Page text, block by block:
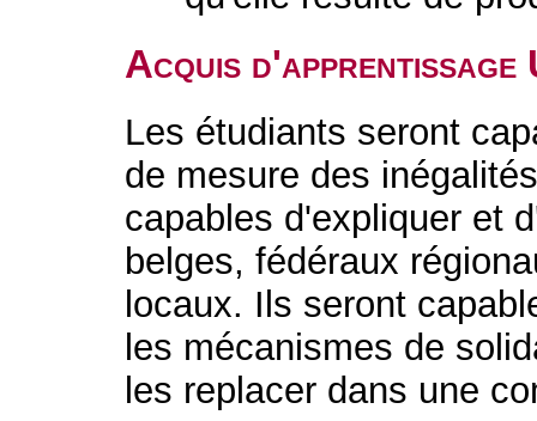
Acquis d'apprentissage
Les étudiants seront
de mesure des
capables d'expliquer et
belges, fédéraux
locaux. Ils seront
les mécanismes de
les replacer dans une